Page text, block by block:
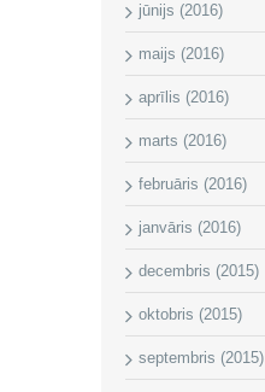
jūnijs (2016)
maijs (2016)
aprīlis (2016)
marts (2016)
februāris (2016)
janvāris (2016)
decembris (2015)
oktobris (2015)
septembris (2015)